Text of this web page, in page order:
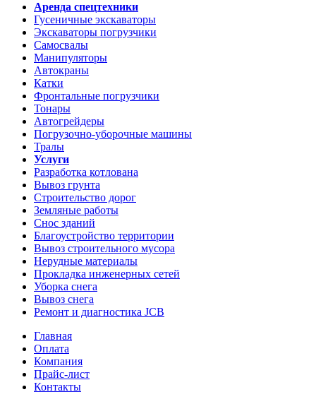
Аренда спецтехники
Гусеничные экскаваторы
Экскаваторы погрузчики
Самосвалы
Манипуляторы
Автокраны
Катки
Фронтальные погрузчики
Тонары
Автогрейдеры
Погрузочно-уборочные машины
Тралы
Услуги
Разработка котлована
Вывоз грунта
Строительство дорог
Земляные работы
Снос зданий
Благоустройство территории
Вывоз строительного мусора
Нерудные материалы
Прокладка инженерных сетей
Уборка снега
Вывоз снега
Ремонт и диагностика JCB
Главная
Оплата
Компания
Прайс-лист
Контакты